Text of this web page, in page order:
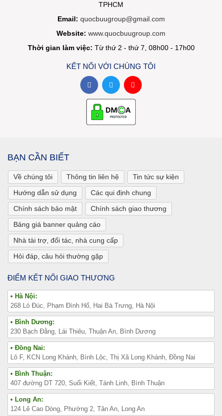
TPHCM
Email: quocbuugroup@gmail.com
Website: www.quocbuugroup.com
Thời gian làm việc: Từ thứ 2 - thứ 7, 08h00 - 17h00
KẾT NỐI VỚI CHÚNG TÔI
BẠN CẦN BIẾT
Về chúng tôi Thông tin liên hệ
Tin tức sự kiện
Hướng dẫn sử dụng
Các qui định chung
Chính sách bảo mật
Chính sách giao thương
Bảng giá banner quảng cáo
Nhà tài trợ, đối tác, nhà cung cấp
Hỏi đáp, câu hỏi thường gặp
ĐIỂM KẾT NỐI GIAO THƯƠNG
• Hà Nội:
268 Lò Đúc, Phạm Đình Hổ, Hai Bà Trưng, Hà Nội
• Bình Dương:
230 Bạch Đằng, Lái Thiêu, Thuận An, Bình Dương
• Đồng Nai:
Lô F, KCN Long Khánh, Bình Lộc, Thị Xã Long Khánh, Đồng Nai
• Bình Thuận:
407 đường DT 720, Suối Kiết, Tánh Linh, Bình Thuận
• Long An:
124 Lê Cao Dòng, Phường 2, Tân An, Long An